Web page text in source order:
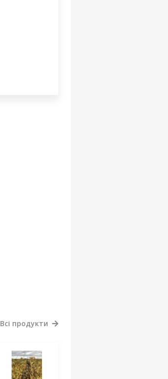
Всі продукти